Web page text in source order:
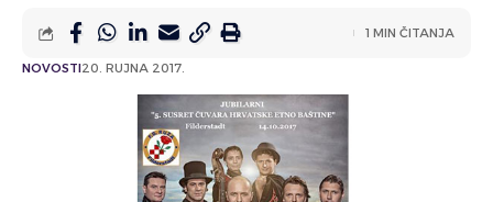
NOVOSTI20. RUJNA 2017.
1 MIN ČITANJA